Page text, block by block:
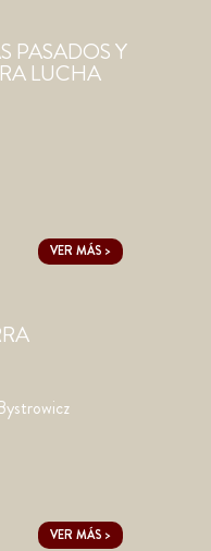
PASADOS Y
LUCHA
VER MÁS >
VER MÁS >